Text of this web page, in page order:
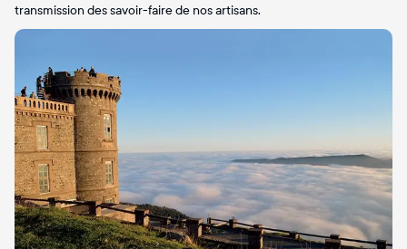
transmission des savoir-faire de nos artisans.